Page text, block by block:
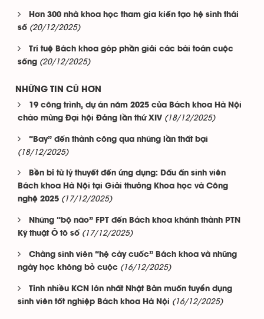
Hơn 300 nhà khoa học tham gia kiến tạo hệ sinh thái
số (20/12/2025)
Trí tuệ Bách khoa góp phần giải các bài toán cuộc
sống (20/12/2025)
NHỮNG TIN CŨ HƠN
19 công trình, dự án năm 2025 của Bách khoa Hà Nội
chào mừng Đại hội Đảng lần thứ XIV (18/12/2025)
“Bay” đến thành công qua những lần thất bại
(18/12/2025)
Bền bỉ từ lý thuyết đến ứng dụng: Dấu ấn sinh viên
Bách khoa Hà Nội tại Giải thưởng Khoa học và Công
nghệ 2025 (17/12/2025)
Những “bộ não” FPT đến Bách khoa khánh thành PTN
Kỹ thuật Ô tô số (17/12/2025)
Chàng sinh viên “hệ cày cuốc” Bách khoa và những
ngày học không bỏ cuộc (16/12/2025)
Tỉnh nhiều KCN lớn nhất Nhật Bản muốn tuyển dụng
sinh viên tốt nghiệp Bách khoa Hà Nội (16/12/2025)